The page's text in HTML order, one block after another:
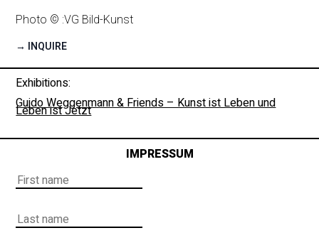
Photo © :VG Bild-Kunst
→ INQUIRE
Exhibitions:
Guido Weggenmann & Friends – Kunst ist Leben und
Leben ist Jetzt
IMPRESSUM